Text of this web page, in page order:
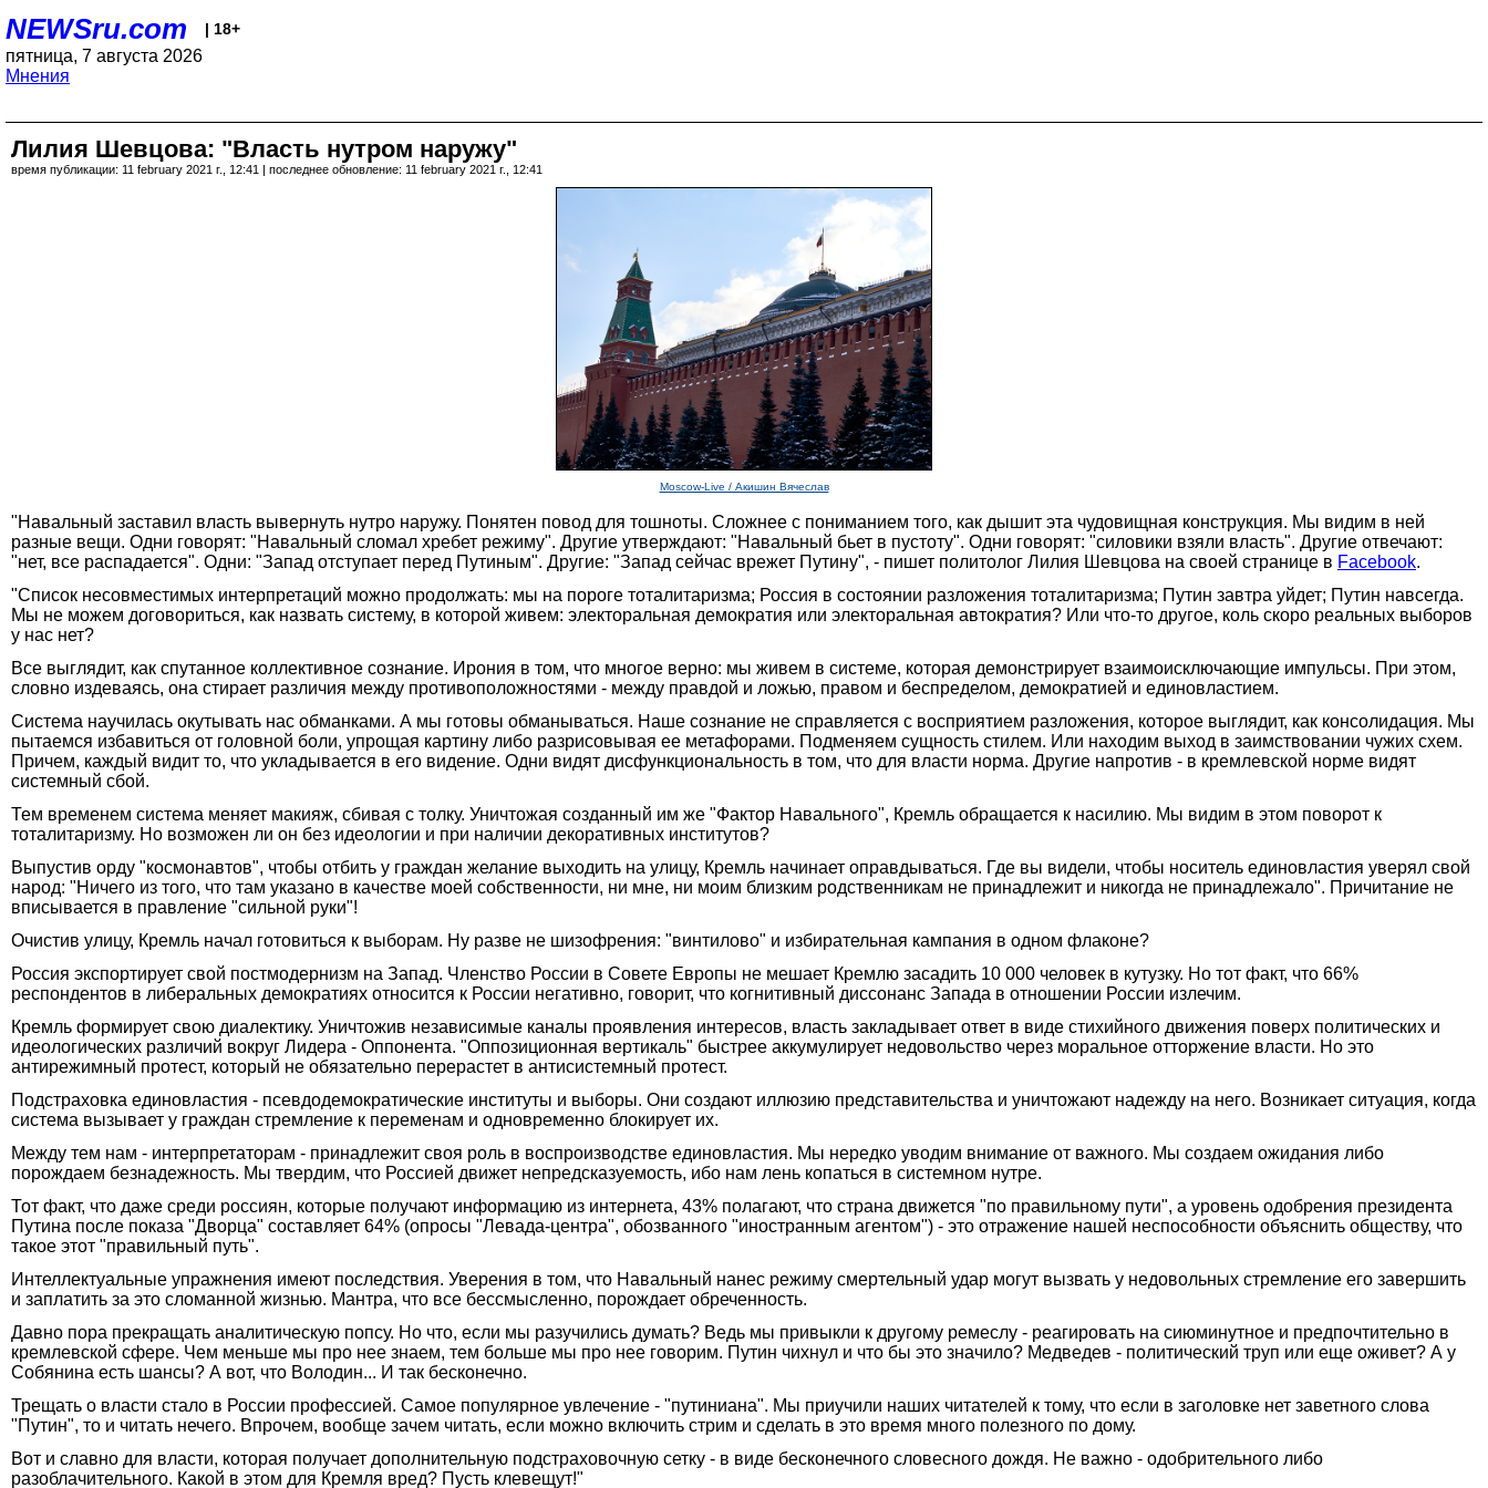
NEWSru.com | 18+
пятница, 7 августа 2026
Мнения
Лилия Шевцова: "Власть нутром наружу"
время публикации: 11 february 2021 г., 12:41 | последнее обновление: 11 february 2021 г., 12:41
Moscow-Live / Акишин Вячеслав
"Навальный заставил власть вывернуть нутро наружу. Понятен повод для тошноты. Сложнее с пониманием того, как дышит эта чудовищная конструкция. Мы видим в ней
разные вещи. Одни говорят: "Навальный сломал хребет режиму". Другие утверждают: "Навальный бьет в пустоту". Одни говорят: "силовики взяли власть". Другие отвечают:
"нет, все распадается". Одни: "Запад отступает перед Путиным". Другие: "Запад сейчас врежет Путину", - пишет политолог Лилия Шевцова на своей странице в Facebook.
"Список несовместимых интерпретаций можно продолжать: мы на пороге тоталитаризма; Россия в состоянии разложения тоталитаризма; Путин завтра уйдет; Путин навсегда.
Мы не можем договориться, как назвать систему, в которой живем: электоральная демократия или электоральная автократия? Или что-то другое, коль скоро реальных выборов
у нас нет?
Все выглядит, как спутанное коллективное сознание. Ирония в том, что многое верно: мы живем в системе, которая демонстрирует взаимоисключающие импульсы. При этом,
словно издеваясь, она стирает различия между противоположностями - между правдой и ложью, правом и беспределом, демократией и единовластием.
Система научилась окутывать нас обманками. А мы готовы обманываться. Наше сознание не справляется с восприятием разложения, которое выглядит, как консолидация. Мы
пытаемся избавиться от головной боли, упрощая картину либо разрисовывая ее метафорами. Подменяем сущность стилем. Или находим выход в заимствовании чужих схем.
Причем, каждый видит то, что укладывается в его видение. Одни видят дисфункциональность в том, что для власти норма. Другие напротив - в кремлевской норме видят
системный сбой.
Тем временем система меняет макияж, сбивая с толку. Уничтожая созданный им же "Фактор Навального", Кремль обращается к насилию. Мы видим в этом поворот к
тоталитаризму. Но возможен ли он без идеологии и при наличии декоративных институтов?
Выпустив орду "космонавтов", чтобы отбить у граждан желание выходить на улицу, Кремль начинает оправдываться. Где вы видели, чтобы носитель единовластия уверял свой
народ: "Ничего из того, что там указано в качестве моей собственности, ни мне, ни моим близким родственникам не принадлежит и никогда не принадлежало". Причитание не
вписывается в правление "сильной руки"!
Очистив улицу, Кремль начал готовиться к выборам. Ну разве не шизофрения: "винтилово" и избирательная кампания в одном флаконе?
Россия экспортирует свой постмодернизм на Запад. Членство России в Совете Европы не мешает Кремлю засадить 10 000 человек в кутузку. Но тот факт, что 66%
респондентов в либеральных демократиях относится к России негативно, говорит, что когнитивный диссонанс Запада в отношении России излечим.
Кремль формирует свою диалектику. Уничтожив независимые каналы проявления интересов, власть закладывает ответ в виде стихийного движения поверх политических и
идеологических различий вокруг Лидера - Оппонента. "Оппозиционная вертикаль" быстрее аккумулирует недовольство через моральное отторжение власти. Но это
антирежимный протест, который не обязательно перерастет в антисистемный протест.
Подстраховка единовластия - псевдодемократические институты и выборы. Они создают иллюзию представительства и уничтожают надежду на него. Возникает ситуация, когда
система вызывает у граждан стремление к переменам и одновременно блокирует их.
Между тем нам - интерпретаторам - принадлежит своя роль в воспроизводстве единовластия. Мы нередко уводим внимание от важного. Мы создаем ожидания либо
порождаем безнадежность. Мы твердим, что Россией движет непредсказуемость, ибо нам лень копаться в системном нутре.
Тот факт, что даже среди россиян, которые получают информацию из интернета, 43% полагают, что страна движется "по правильному пути", а уровень одобрения президента
Путина после показа "Дворца" составляет 64% (опросы "Левада-центра", обозванного "иностранным агентом") - это отражение нашей неспособности объяснить обществу, что
такое этот "правильный путь".
Интеллектуальные упражнения имеют последствия. Уверения в том, что Навальный нанес режиму смертельный удар могут вызвать у недовольных стремление его завершить
и заплатить за это сломанной жизнью. Мантра, что все бессмысленно, порождает обреченность.
Давно пора прекращать аналитическую попсу. Но что, если мы разучились думать? Ведь мы привыкли к другому ремеслу - реагировать на сиюминутное и предпочтительно в
кремлевской сфере. Чем меньше мы про нее знаем, тем больше мы про нее говорим. Путин чихнул и что бы это значило? Медведев - политический труп или еще оживет? А у
Собянина есть шансы? А вот, что Володин... И так бесконечно.
Трещать о власти стало в России профессией. Самое популярное увлечение - "путиниана". Мы приучили наших читателей к тому, что если в заголовке нет заветного слова
"Путин", то и читать нечего. Впрочем, вообще зачем читать, если можно включить стрим и сделать в это время много полезного по дому.
Вот и славно для власти, которая получает дополнительную подстраховочную сетку - в виде бесконечного словесного дождя. Не важно - одобрительного либо
разоблачительного. Какой в этом для Кремля вред? Пусть клевещут!"